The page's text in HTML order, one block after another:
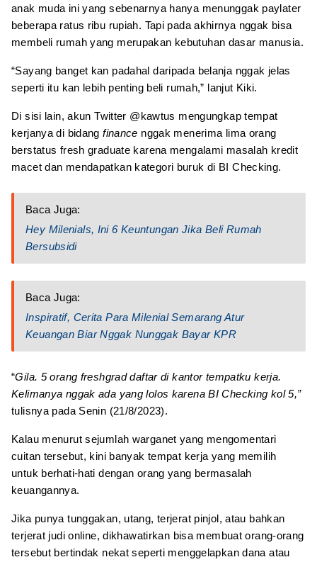
anak muda ini yang sebenarnya hanya menunggak paylater
beberapa ratus ribu rupiah. Tapi pada akhirnya nggak bisa
membeli rumah yang merupakan kebutuhan dasar manusia.
“Sayang banget kan padahal daripada belanja nggak jelas
seperti itu kan lebih penting beli rumah,” lanjut Kiki.
Di sisi lain, akun Twitter @kawtus mengungkap tempat
kerjanya di bidangfinance nggak menerima lima orang
berstatus fresh graduate karena mengalami masalah kredit
macet dan mendapatkan kategori buruk di BI Checking.
Baca Juga:
Hey Milenials, Ini 6 Keuntungan Jika Beli Rumah
Bersubsidi
Baca Juga:
Inspiratif, Cerita Para Milenial Semarang Atur
Keuangan Biar Nggak Nunggak Bayar KPR
“Gila. 5 orang freshgrad daftar di kantor tempatku kerja.
Kelimanya nggak ada yang lolos karena BI Checking kol 5,”
tulisnya pada Senin (21/8/2023).
Kalau menurut sejumlah warganet yang mengomentari
cuitan tersebut, kini banyak tempat kerja yang memilih
untuk berhati-hati dengan orang yang bermasalah
keuangannya.
Jika punya tunggakan, utang, terjerat pinjol, atau bahkan
terjerat judi online, dikhawatirkan bisa membuat orang-orang
tersebut bertindak nekat seperti menggelapkan dana atau